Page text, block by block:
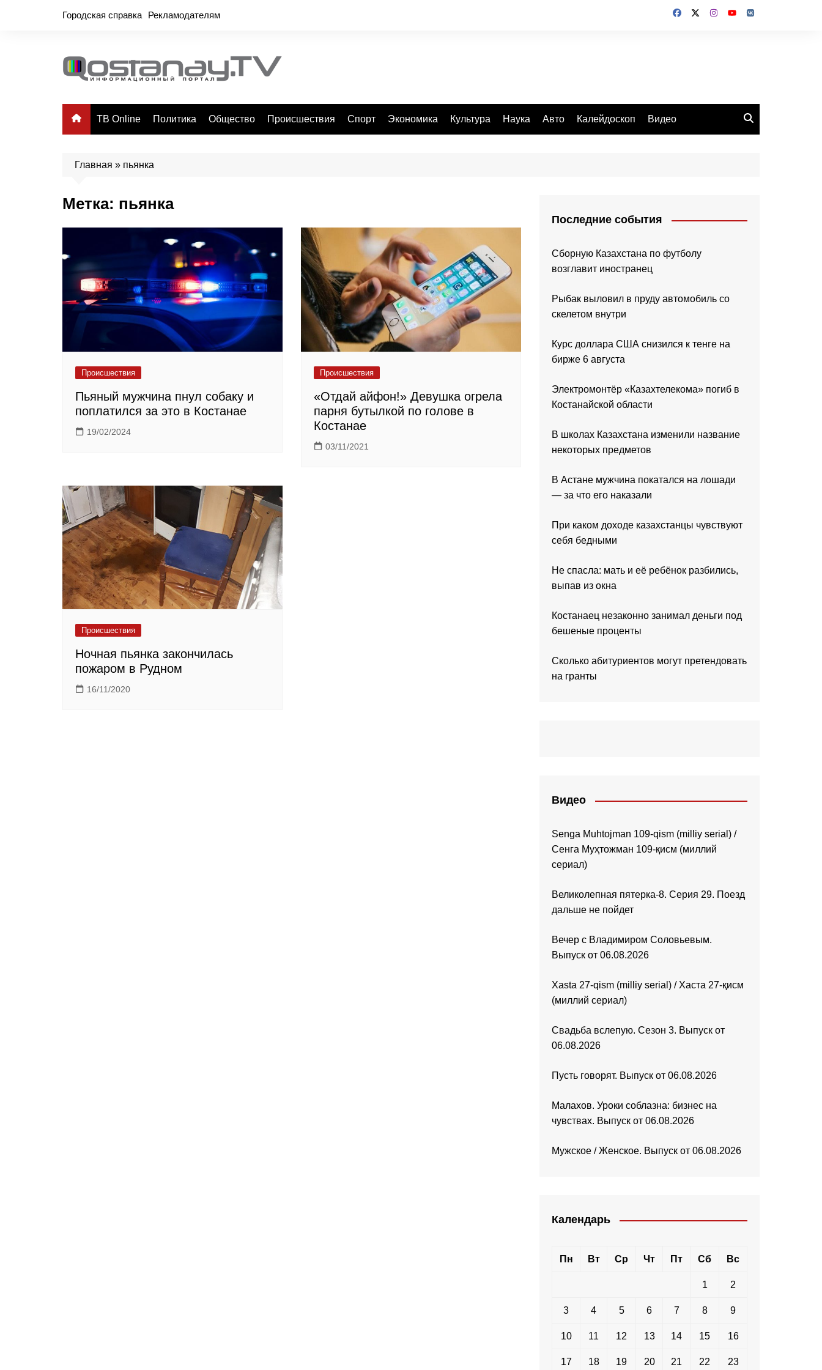
Городская справка Рекламодателям
ТВ Online Политика Общество Происшествия Спорт Экономика Культура Наука Авто Калейдоскоп Видео
Главная » пьянка
Метка: пьянка
Происшествия
Пьяный мужчина пнул собаку и
поплатился за это в Костанае
19/02/2024
Происшествия
«Отдай айфон!» Девушка огрела
парня бутылкой по голове в
Костанае
03/11/2021
Происшествия
Ночная пьянка закончилась
пожаром в Рудном
16/11/2020
Последние события
Сборную Казахстана по футболу
возглавит иностранец
Рыбак выловил в пруду автомобиль со
скелетом внутри
Курс доллара США снизился к тенге на
бирже 6 августа
Электромонтёр «Казахтелекома» погиб в
Костанайской области
В школах Казахстана изменили название
некоторых предметов
В Астане мужчина покатался на лошади
— за что его наказали
При каком доходе казахстанцы чувствуют
себя бедными
Не спасла: мать и её ребёнок разбились,
выпав из окна
Костанаец незаконно занимал деньги под
бешеные проценты
Сколько абитуриентов могут претендовать
на гранты
Видео
Senga Muhtojman 109-qism (milliy serial) /
Сенга Муҳтожман 109-қисм (миллий
сериал)
Великолепная пятерка-8. Серия 29. Поезд
дальше не пойдет
Вечер с Владимиром Соловьевым.
Выпуск от 06.08.2026
Xasta 27-qism (milliy serial) / Хаста 27-қисм
(миллий сериал)
Свадьба вслепую. Сезон 3. Выпуск от
06.08.2026
Пусть говорят. Выпуск от 06.08.2026
Малахов. Уроки соблазна: бизнес на
чувствах. Выпуск от 06.08.2026
Мужское / Женское. Выпуск от 06.08.2026
Календарь
Пн Вт Ср Чт Пт Сб Вс
1 2
3 4 5 6 7 8 9
10 11 12 13 14 15 16
17 18 19 20 21 22 23